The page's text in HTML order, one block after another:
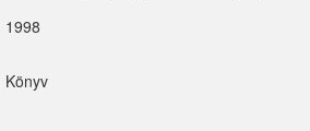
1998
Könyv